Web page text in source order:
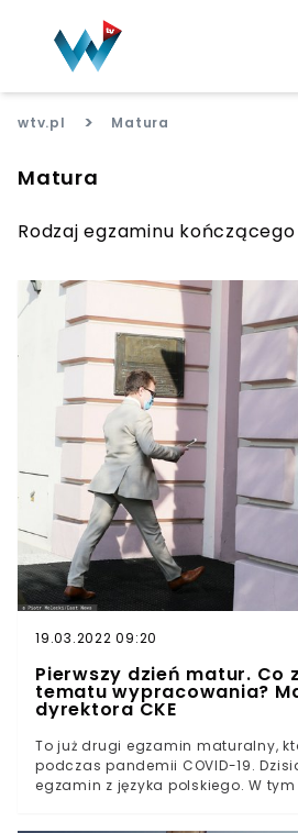
wtv.pl > Matura
Matura
Rodzaj egzaminu
19.03.2022 09:20
Pierwszy dzień matur. Co
tematu wypracowania?
dyrektora CKE
To już drugi egzamin maturalny,
podczas pandemii COVID-19.
egzamin z języka polskiego. W